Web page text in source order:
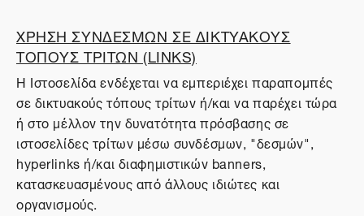
ΧΡΗΣΗ ΣΥΝΔΕΣΜΩΝ ΣΕ ΔΙΚΤΥΑΚΟΥΣ
ΤΟΠΟΥΣ ΤΡΙΤΩΝ (LINKS)
Η Ιστοσελίδα ενδέχεται να εμπεριέχει παραπομπές
σε δικτυακούς τόπους τρίτων ή/και να παρέχει τώρα
ή στο μέλλον την δυνατότητα πρόσβασης σε
ιστοσελίδες τρίτων μέσω συνδέσμων, "δεσμών",
hyperlinks ή/και διαφημιστικών banners,
κατασκευασμένους από άλλους ιδιώτες και
οργανισμούς.